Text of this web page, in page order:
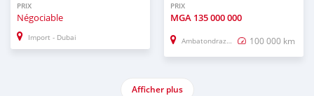
PRIX
Négociable
Import - Dubai
PRIX
MGA 135 000 000
Ambatondrazaka 100 000 km
Afficher plus